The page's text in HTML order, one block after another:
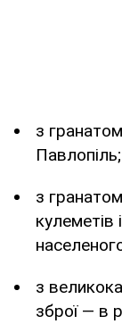
з
Павлопіль;
з
кулеметів
з
зброї — в